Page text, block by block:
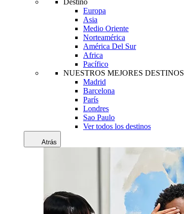
Destino
Europa
Asia
Medio Oriente
Norteamérica
América Del Sur
Africa
Pacífico
NUESTROS MEJORES DESTINOS
Madrid
Barcelona
París
Londres
Sao Paulo
Ver todos los destinos
Atrás